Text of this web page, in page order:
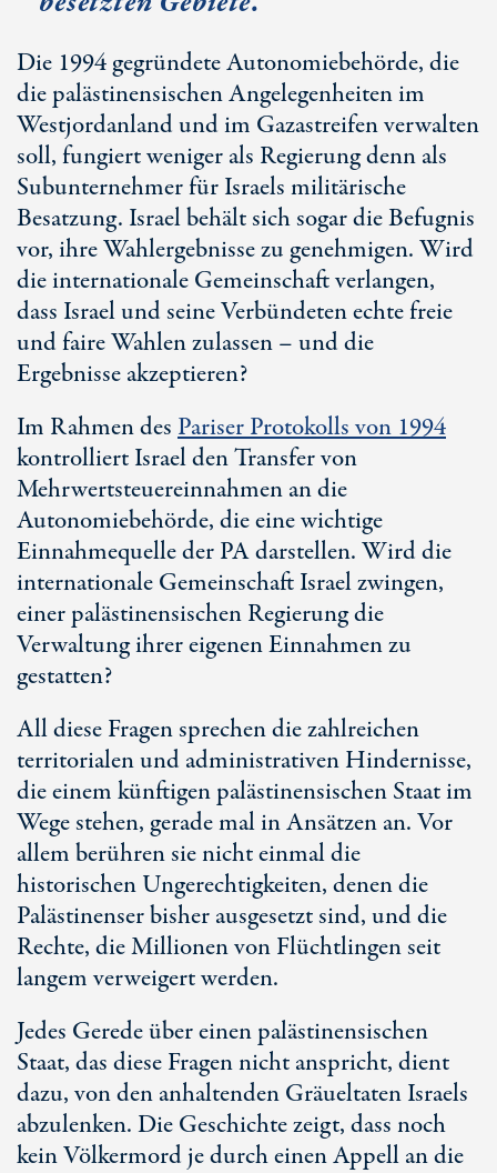
Die 1994 gegründete Autonomiebehörde, die
die palästinensischen Angelegenheiten im
Westjordanland und im Gazastreifen verwalten
soll, fungiert weniger als Regierung denn als
Subunternehmer für Israels militärische
Besatzung. Israel behält sich sogar die Befugnis
vor, ihre Wahlergebnisse zu genehmigen. Wird
die internationale Gemeinschaft verlangen,
dass Israel und seine Verbündeten echte freie
und faire Wahlen zulassen – und die
Ergebnisse akzeptieren?
Im Rahmen desPariser Protokolls von 1994
kontrolliert Israel den Transfer von
Mehrwertsteuereinnahmen an die
Autonomiebehörde, die eine wichtige
Einnahmequelle der PA darstellen. Wird die
internationale Gemeinschaft Israel zwingen,
einer palästinensischen Regierung die
Verwaltung ihrer eigenen Einnahmen zu
gestatten?
All diese Fragen sprechen die zahlreichen
territorialen und administrativen Hindernisse,
die einem künftigen palästinensischen Staat im
Wege stehen, gerade mal in Ansätzen an. Vor
allem berühren sie nicht einmal die
historischen Ungerechtigkeiten, denen die
Palästinenser bisher ausgesetzt sind, und die
Rechte, die Millionen von Flüchtlingen seit
langem verweigert werden.
Jedes Gerede über einen palästinensischen
Staat, das diese Fragen nicht anspricht, dient
dazu, von den anhaltenden Gräueltaten Israels
abzulenken. Die Geschichte zeigt, dass noch
kein Völkermord je durch einen Appell an die